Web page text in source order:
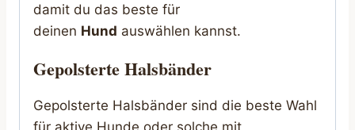
damit du das beste für
deinen Hund auswählen kannst.
Gepolsterte Halsbänder
Gepolsterte Halsbänder sind die beste Wahl
für aktive Hunde oder solche mit